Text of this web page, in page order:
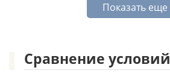
Показать еще
Сравнение условий